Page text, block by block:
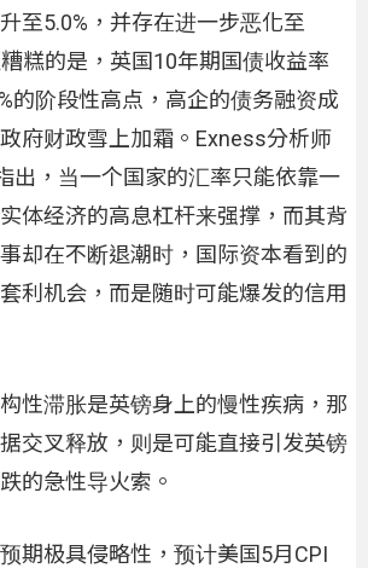
至5.0%，并存在进一步恶化至
糕的是，英国10年期国债收益率
的阶段性高点，高企的债务融资成
府财政雪上加霜。Exness分析师
出，当一个国家的汇率只能依靠一
体经济的高息杠杆来强撑，而其背
却在不断退潮时，国际资本看到的
利机会，而是随时可能爆发的信用
性滞胀是英镑身上的慢性疾病，那
交叉释放，则是可能直接引发英镑
的急性导火索。
期极具侵略性，预计美国5月CPI